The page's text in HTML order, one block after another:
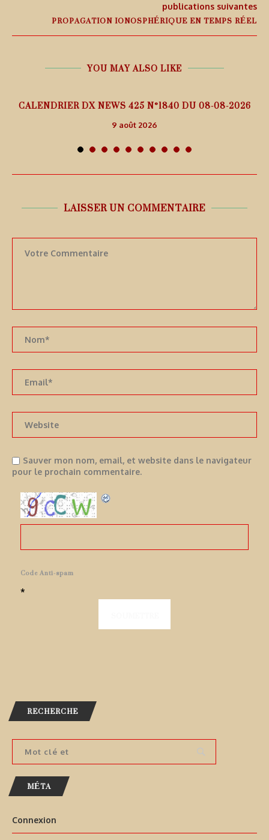
publications suivantes
PROPAGATION IONOSPHÉRIQUE EN TEMPS RÉEL
YOU MAY ALSO LIKE
CALENDRIER DX NEWS 425 N°1840 DU 08-08-2026
9 août 2026
LAISSER UN COMMENTAIRE
Sauver mon nom, email, et website dans le navigateur
pour le prochain commentaire.
Code Anti-spam
*
RECHERCHE
MÉTA
Connexion